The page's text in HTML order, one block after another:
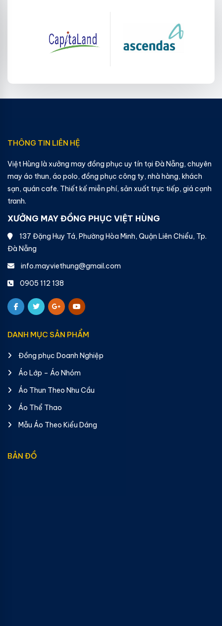
THÔNG TIN LIÊN HỆ
Việt Hùng là xưởng may đồng phục uy tín tại Đà Nẵng, chuyên
may áo thun, áo polo, đồng phục công ty, nhà hàng, khách
sạn, quán cafe. Thiết kế miễn phí, sản xuất trực tiếp, giá cạnh
tranh.
XƯỞNG MAY ĐỒNG PHỤC VIỆT HÙNG
137 Đặng Huy Tá, Phường Hòa Minh, Quận Liên Chiểu, Tp.
Đà Nẵng
info.mayviethung@gmail.com
0905 112 138
DANH MỤC SẢN PHẨM
Đồng phục Doanh Nghiệp
Áo Lớp – Áo Nhóm
Áo Thun Theo Nhu Cầu
Áo Thể Thao
Mẫu Áo Theo Kiểu Dáng
BẢN ĐỒ